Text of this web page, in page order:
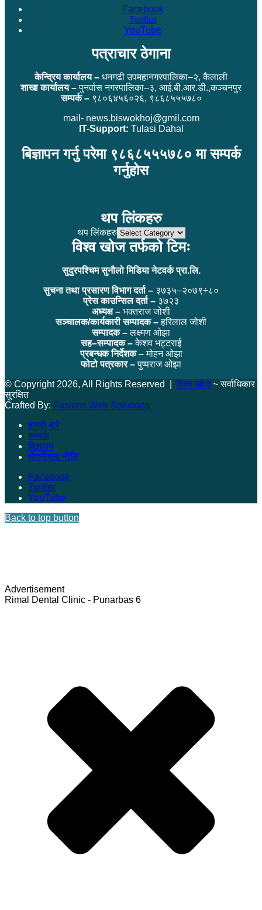
Facebook
Twitter
YouTube
पत्राचार ठेगाना
केन्द्रिय कार्यालय – धनगढी उपमहानगरपालिका–२, कैलाली
शाखा कार्यालय –पुनर्वास नगरपालिका–३, आई.बी.आर.डी.,कञ्चनपुर
सम्पर्क –९८०६४५६०२६, ९८६८५५५७८०
mail- news.biswokhoj@gmil.com
IT-Support: Tulasi Dahal
बिज्ञापन गर्नु परेमा ९८६८५५५७८० मा सम्पर्क
गर्नुहोस
थप लिंकहरु
थप लिंकहरु
विश्व खोज तर्फको टिमः
सुदुरपश्चिम सुनौलो मिडिया नेटवर्क प्रा.लि.
सुचना तथा प्रसारण विभाग दर्ता – ३७३५–२०७९÷८०
प्रेस काउन्सिल दर्ता – ३७२३
अध्यक्ष – भक्तराज जोशी
सञ्चालक/कार्यकारी सम्पादक –हरिलाल जोशी
सम्पादक –लक्ष्मण ओझा
सह–सम्पादक –केशव भट्टराई
प्रबन्धक निर्देशक –मोहन ओझा
फोटो पत्रकार –पुष्पराज ओझा
© Copyright 2026, All Rights Reserved | विश्व खोज~ सर्वाधिकार
सुरक्षित
Crafted By: Fusions Web Solutions
हाम्रो बारे
सम्पर्क
विज्ञापन
गोपनीयता नीति
Facebook
Twitter
YouTube
Back to top button
Advertisement
Rimal Dental Clinic - Punarbas 6